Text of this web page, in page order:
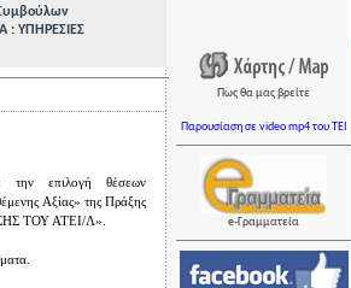
: ΥΠΗΡΕΣΙΕΣ
την επιλογή θέσεων
Αξίας» της Πράξης
ΤΟΥ ΑΤΕΙ/Λ».
Πως θα μας βρείτε
Παρουσίαση σε video mp4 του TEI
e-Γραμματεία